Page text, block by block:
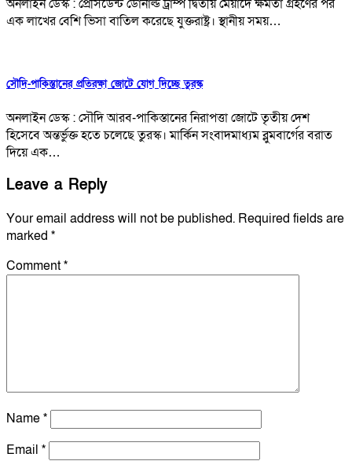
অনলাইন ডেস্ক : প্রেসিডেন্ট ডোনাল্ড ট্রাম্প দ্বিতীয় মেয়াদে ক্ষমতা গ্রহণের পর
এক লাখের বেশি ভিসা বাতিল করেছে যুক্তরাষ্ট্র। স্থানীয় সময়…
সৌদি-পাকিস্তানের প্রতিরক্ষা জোটে যোগ দিচ্ছে তুরস্ক
অনলাইন ডেস্ক : সৌদি আরব-পাকিস্তানের নিরাপত্তা জোটে তৃতীয় দেশ
হিসেবে অন্তর্ভুক্ত হতে চলেছে তুরস্ক। মার্কিন সংবাদমাধ্যম ব্লুমবার্গের বরাত
দিয়ে এক…
Leave a Reply
Your email address will not be published. Required fields are
marked *
Comment*
Name*
Email *